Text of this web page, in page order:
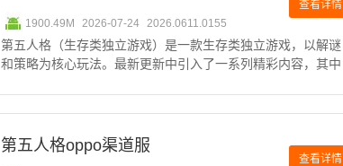
1900.49M 2026-07-24 2026.0611.0155
查看详情
第五人格（生存类独立游戏）是一款生存类独立游戏，以解谜
和策略为核心玩法。最新更新中引入了一系列精彩内容，其中
第五人格oppo渠道服
查看详情